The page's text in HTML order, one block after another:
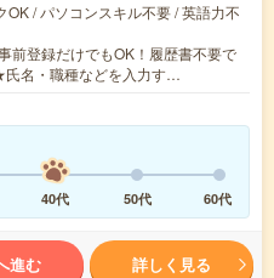
OK / パソコンスキル不要 / 英語力不
前登録だけでもOK！履歴書不要で
名・職種などを入力す…
40代 50代 60代
進む 詳しく見る